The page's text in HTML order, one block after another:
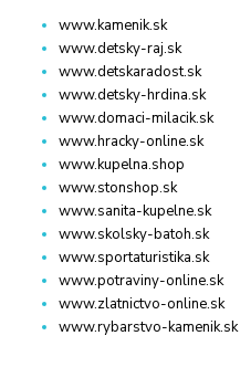
www.kamenik.sk
www.detsky-raj.sk
www.detskaradost.sk
www.detsky-hrdina.sk
www.domaci-milacik.sk
www.hracky-online.sk
www.kupelna.shop
www.stonshop.sk
www.sanita-kupelne.sk
www.skolsky-batoh.sk
www.sportaturistika.sk
www.potraviny-online.sk
www.zlatnictvo-online.sk
www.rybarstvo-kamenik.sk